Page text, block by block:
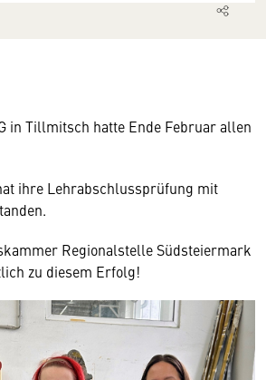
in Tillmitsch hatte Ende Februar allen
ihre Lehrabschlussprüfung mit
Regionalstelle Südsteiermark
zu diesem Erfolg!